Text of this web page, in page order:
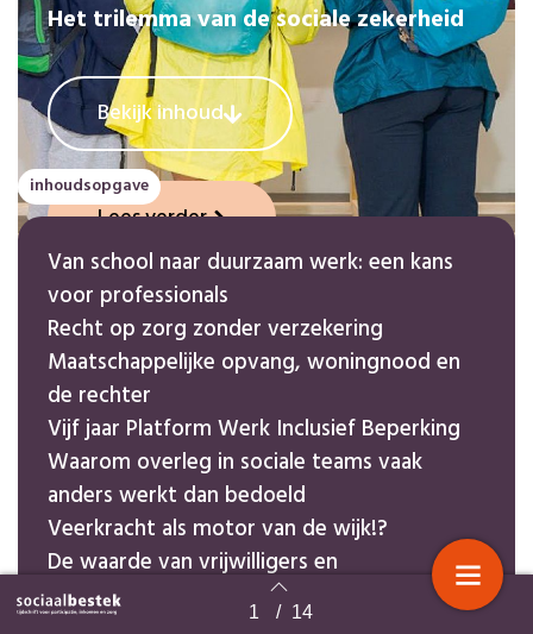
Terug naar overzicht 1 / 14
Het trilemma van de sociale zekerheid
Bekijk inhoud
Lees verder
inhoudsopgave
Van school naar duurzaam werk: een kans
voor professionals
Recht op zorg zonder verzekering
Maatschappelijke opvang, woningnood en
de rechter
Vijf jaar Platform Werk Inclusief Beperking
Waarom overleg in sociale teams vaak
anders werkt dan bedoeld
Veerkracht als motor van de wijk!?
De waarde van vrijwilligers en
vrijwilligerswerk in armoedebestrijding